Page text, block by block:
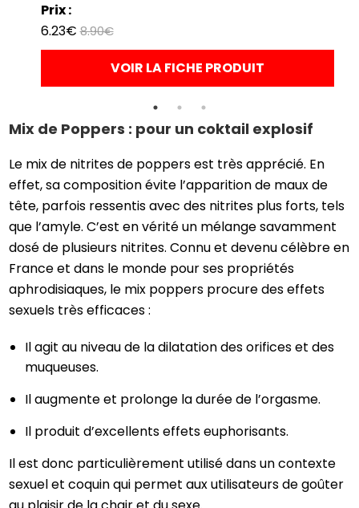
Prix :
6.23€8.90€
VOIR LA FICHE PRODUIT
Mix de Poppers : pour un coktail explosif
Le mix de nitrites de poppers est très apprécié. En
effet, sa composition évite l’apparition de maux de
tête, parfois ressentis avec des nitrites plus forts, tels
que l’amyle. C’est en vérité un mélange savamment
dosé de plusieurs nitrites. Connu et devenu célèbre en
France et dans le monde pour ses propriétés
aphrodisiaques, le mix poppers procure des effets
sexuels très efficaces :
Il agit au niveau de la dilatation des orifices et des
muqueuses.
Il augmente et prolonge la durée de l’orgasme.
Il produit d’excellents effets euphorisants.
Il est donc particulièrement utilisé dans un contexte
sexuel et coquin qui permet aux utilisateurs de goûter